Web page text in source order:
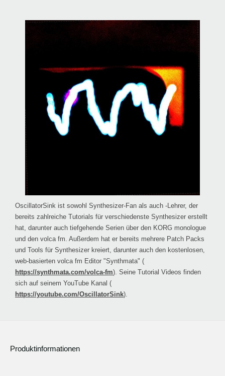
OscillatorSink ist sowohl Synthesizer-Fan als auch -Lehrer, der
bereits zahlreiche Tutorials für verschiedenste Synthesizer erstellt
hat, darunter auch tiefgehende Serien über den KORG monologue
und den volca fm. Außerdem hat er bereits mehrere Patch Packs
und Tools für Synthesizer kreiert, darunter auch den kostenlosen,
web-basierten volca fm Editor "Synthmata" (
https://synthmata.com/volca-fm). Seine Tutorial Videos finden
sich auf seinem YouTube Kanal (
https://youtube.com/OscillatorSink).
Produktinformationen